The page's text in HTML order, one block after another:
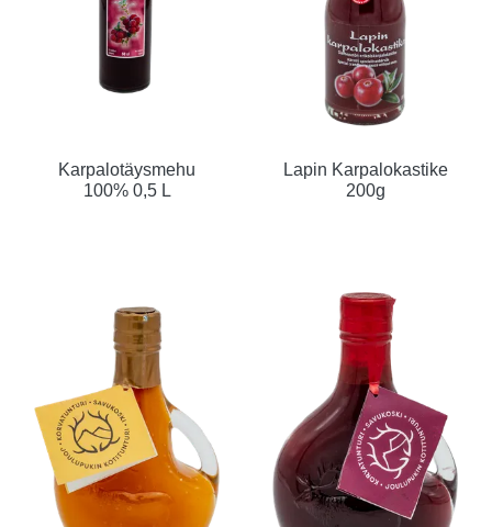
Karpalotäysmehu
100% 0,5 L
Lapin Karpalokastike
200g